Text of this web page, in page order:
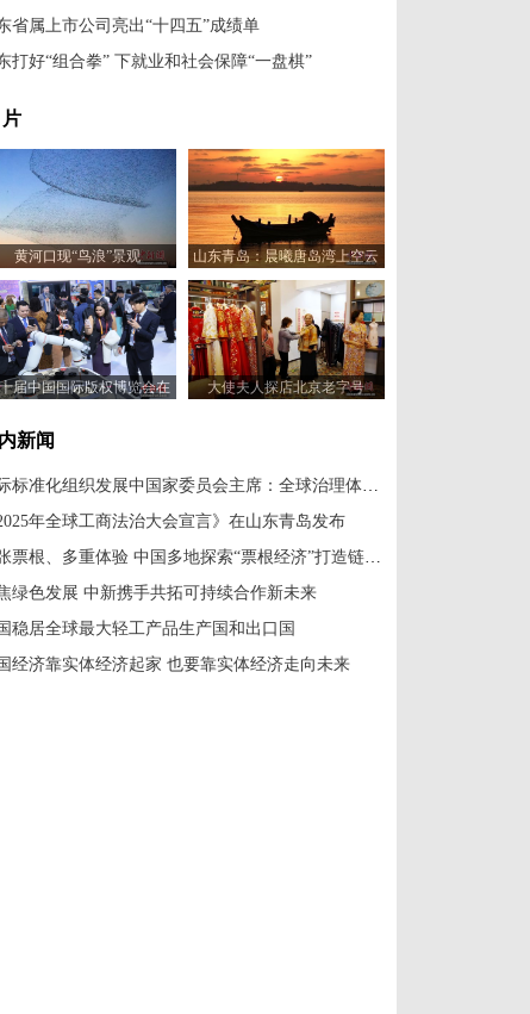
省属上市公司亮出“十四五”成绩单
打好“组合拳” 下就业和社会保障“一盘棋”
片
黄河口现“鸟浪”景观
山东青岛：晨曦唐岛湾上空云
霞变幻 宛如油画
届中国国际版权博览会在
大使夫人探店北京老字号
新闻
国际标准化组织发展中国家委员会主席：全球治理体系改革应共建共享
2025年全球工商法治大会宣言》在山东青岛发布
一张票根、多重体验 中国多地探索“票根经济”打造链式消费新场景
绿色发展 中新携手共拓可持续合作新未来
稳居全球最大轻工产品生产国和出口国
经济靠实体经济起家 也要靠实体经济走向未来